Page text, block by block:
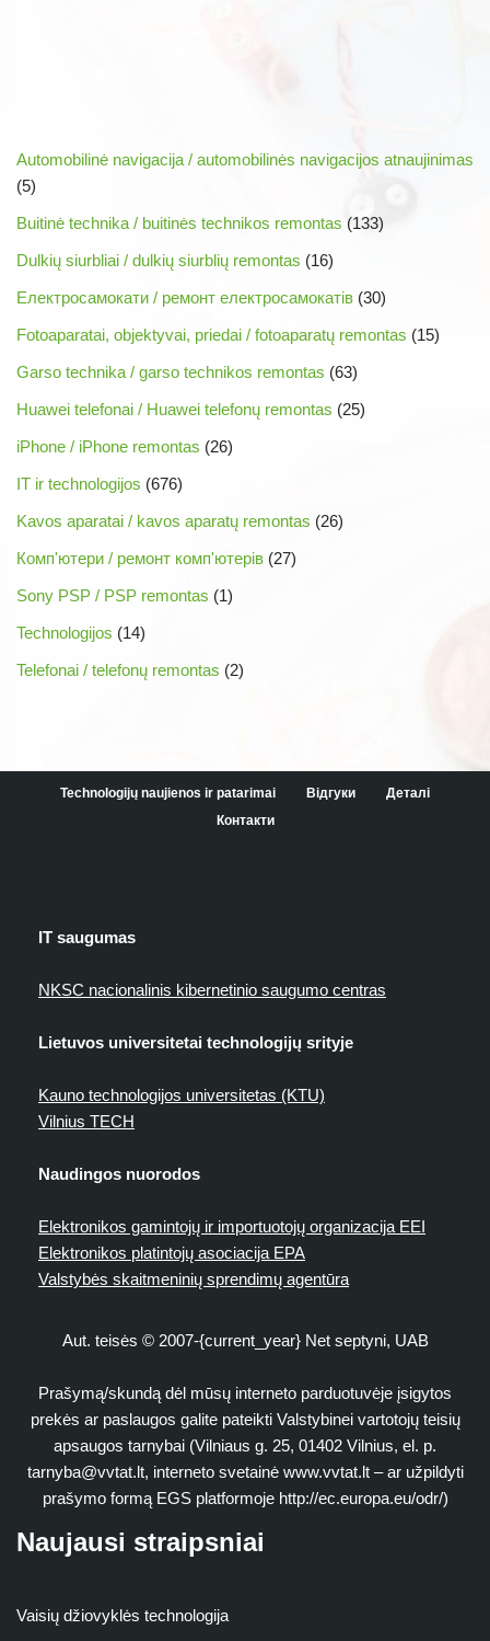
Automobilinė navigacija / automobilinės navigacijos atnaujinimas
(5)
Buitinė technika / buitinės technikos remontas (133)
Dulkių siurbliai / dulkių siurblių remontas (16)
Електросамокати / ремонт електросамокатів (30)
Fotoaparatai, objektyvai, priedai / fotoaparatų remontas (15)
Garso technika / garso technikos remontas (63)
Huawei telefonai / Huawei telefonų remontas (25)
iPhone / iPhone remontas (26)
IT ir technologijos (676)
Kavos aparatai / kavos aparatų remontas (26)
Комп'ютери / ремонт комп'ютерів (27)
Sony PSP / PSP remontas (1)
Technologijos (14)
Telefonai / telefonų remontas (2)
Technologijų naujienos ir patarimai Відгуки
Деталі
Контакти
IT saugumas
NKSC nacionalinis kibernetinio saugumo centras
Lietuvos universitetai technologijų srityje
Kauno technologijos universitetas (KTU)
Vilnius TECH
Naudingos nuorodos
Elektronikos gamintojų ir importuotojų organizacija EEI
Elektronikos platintojų asociacija EPA
Valstybės skaitmeninių sprendimų agentūra
Aut. teisės © 2007-{current_year} Net septyni, UAB
Prašymą/skundą dėl mūsų interneto parduotuvėje įsigytos
prekės ar paslaugos galite pateikti Valstybinei vartotojų teisių
apsaugos tarnybai (Vilniaus g. 25, 01402 Vilnius, el. p.
tarnyba@vvtat.lt, interneto svetainė www.vvtat.lt – ar užpildyti
prašymo formą EGS platformoje http://ec.europa.eu/odr/)
Naujausi straipsniai
Vaisių džiovyklės technologija